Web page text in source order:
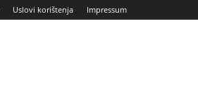
Uslovi korištenja Impressum